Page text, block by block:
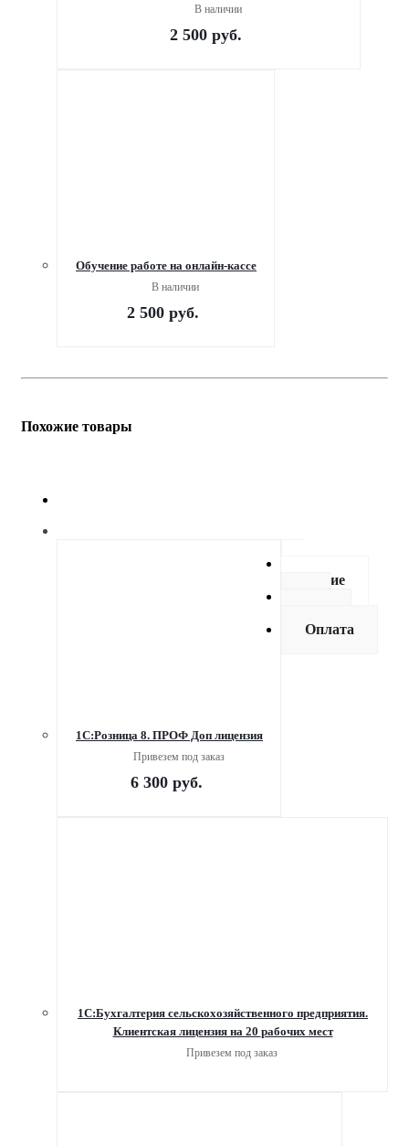
В наличии
2 500 руб.
Обучение работе на онлайн-кассе
В наличии
2 500 руб.
Похожие товары
1С:Розница 8. ПРОФ Доп лицензия
Привезем под заказ
6 300руб.
1С:Бухгалтерия сельскохозяйственного предприятия.
Клиентская лицензия на 20 рабочих мест
Привезем под заказ
Описание
Оплата